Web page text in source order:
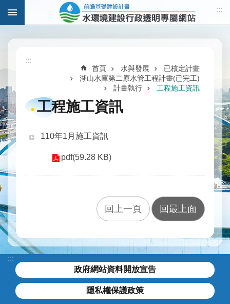
跳到主要內容區塊
進
計
畫
說
水
展
水
與
安
全
水
與
:::
:::
首頁 水與發展
已核定計畫
湖山水庫第二原水管工程計畫(已完工)
計畫執行
工程施工資訊
工程施工資訊
110年1月施工資訊
pdf(59.28 KB)
回上一頁 回最上面
:::
政府網站資料開放宣告
隱私權保護政策